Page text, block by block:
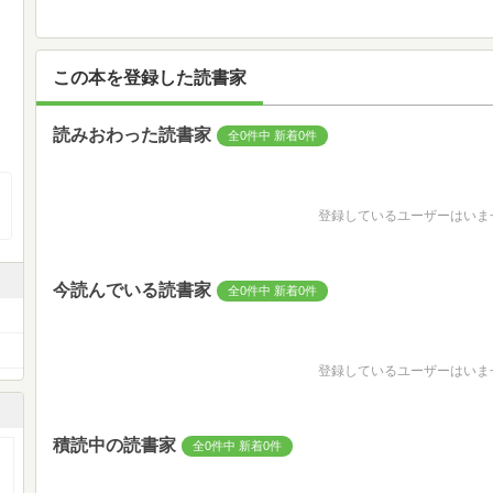
この本を登録した読書家
読みおわった読書家 全0件中 新着0件
登録しているユーザーはいま
今読んでいる読書家 全0件中 新着0件
登録しているユーザーはいま
積読中の読書家 全0件中 新着0件